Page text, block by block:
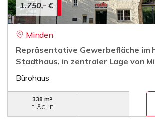
1.750,- €
Minden
Repräsentative Gewerbefläche im
Stadthaus, in zentraler Lage von
Bürohaus
338 m²
FLÄCHE